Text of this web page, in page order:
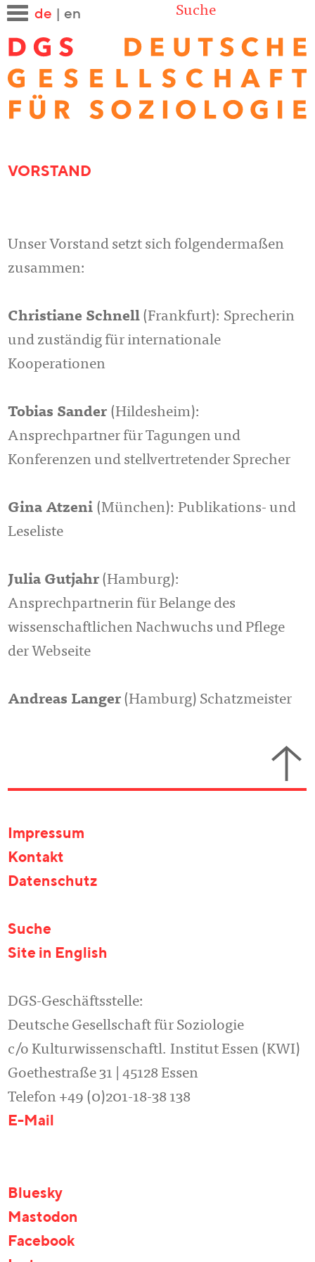
de en Suche
VORSTAND
Unser Vorstand setzt sich folgendermaßen
zusammen:
Christiane Schnell (Frankfurt): Sprecherin
und zuständig für internationale
Kooperationen
Tobias Sander (Hildesheim):
Ansprechpartner für Tagungen und
Konferenzen und stellvertretender Sprecher
Gina Atzeni (München): Publikations- und
Leseliste
Julia Gutjahr (Hamburg):
Ansprechpartnerin für Belange des
wissenschaftlichen Nachwuchs und Pflege
der Webseite
Andreas Langer (Hamburg) Schatzmeister
Impressum
Kontakt
Datenschutz
Suche
Site in English
DGS-Geschäftsstelle:
Deutsche Gesellschaft für Soziologie
c/o Kulturwissenschaftl. Institut Essen (KWI)
Goethestraße 31 | 45128 Essen
Telefon +49 (0)201-18-38 138
E-Mail
Bluesky
Mastodon
Facebook